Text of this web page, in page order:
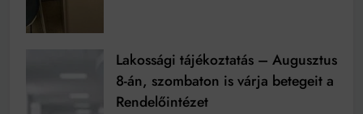
Lakossági tájékoztatás – Augusztus
8-án, szombaton is várja betegeit a
Rendelőintézet